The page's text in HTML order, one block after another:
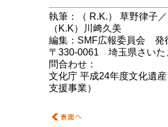
執筆：（ R.K.） 草野律子
（K.K）川﨑久美
編集：SMF広報委員会 発
〒330-0061 埼玉県さい
問合わせ：
文化庁 平成24年度文化遺
支援事業）